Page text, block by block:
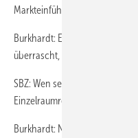
Markteinführung verkauft?
Burkhardt: Es sind bislang
überrascht, wie gut das
SBZ: Wen sehen Sie als
Einzelraumregelungen mit
Burkhardt: Natürlich sind die